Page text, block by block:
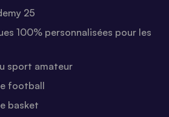
25
100% personnalisées pour les
sport amateur
football
basket